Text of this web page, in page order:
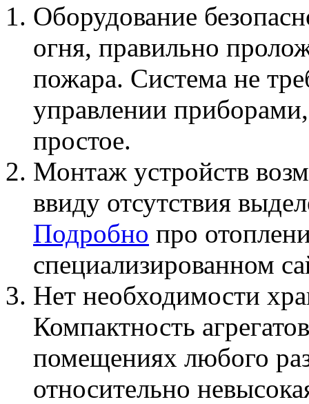
Оборудование
огня, правильно
пожара. Система не
управлении
простое.
Монтаж устройств
ввиду отсутствия
Подробно про
специализированном
Нет необходимости
Компактность
помещениях любого
относительно